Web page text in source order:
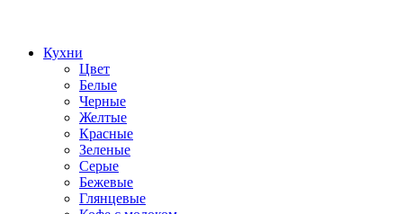
Кухни
Цвет
Белые
Черные
Желтые
Красные
Зеленые
Серые
Бежевые
Глянцевые